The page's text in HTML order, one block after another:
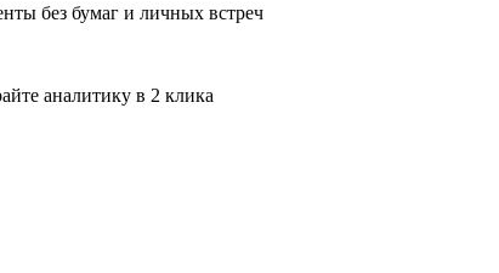
без бумаг и личных встреч
аналитику в 2 клика